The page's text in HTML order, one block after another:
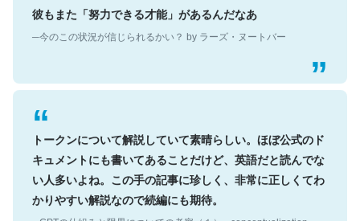
彼もまた「努力できる才能」があるんだなあ
─今のこの状況が信じられるかい？ by ラーズ・ヌートバー
トークンについて解説していて素晴らしい。ほぼ公式のド
キュメントにも書いてあることだけど、英語だと読んでな
い人多いよね。この手の記事に珍しく、非常に正しくてわ
かりやすい解説なので続編にも期待。
─GPTの仕組みと限界についての考察（１） - conceptualization